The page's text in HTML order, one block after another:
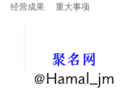
经营成果 重大事项